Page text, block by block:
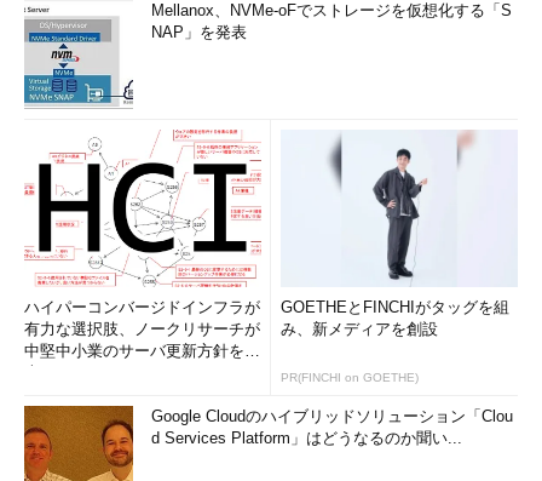
Mellanox、NVMe-oFでストレージを仮想化する「S
NAP」を発表
ハイパーコンバージドインフラが
有力な選択肢、ノークリサーチが
中堅中小業のサーバ更新方針を調
GOETHEとFINCHIがタッグを組
み、新メディアを創設
PR(FINCHI on GOETHE)
Google Cloudのハイブリッドソリューション「Clou
d Services Platform」はどうなるのか聞い...